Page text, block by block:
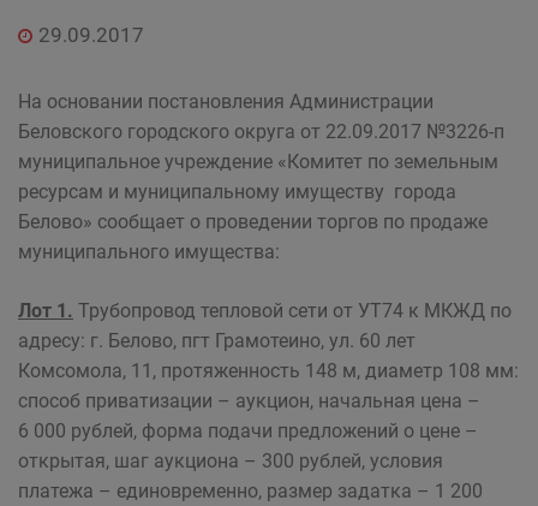
Структурные подразделения Администрации
Управление по земельным ресурсам и
муниципальному имуществу Администрации
Беловского городского округа
29.09.2017
На основании постановления Администрации
Беловского городского округа от 22.09.2017 №3226-п
муниципальное учреждение «Комитет по земельным
ресурсам и муниципальному имуществу города
Белово» сообщает о проведении торгов по продаже
муниципального имущества:
Лот 1. Трубопровод тепловой сети от УТ74 к МКЖД по
адресу: г. Белово, пгт Грамотеино, ул. 60 лет
Комсомола, 11, протяженность 148 м, диаметр 108 мм:
способ приватизации – аукцион, начальная цена –
6 000 рублей, форма подачи предложений о цене –
открытая, шаг аукциона – 300 рублей, условия
платежа – единовременно, размер задатка – 1 200